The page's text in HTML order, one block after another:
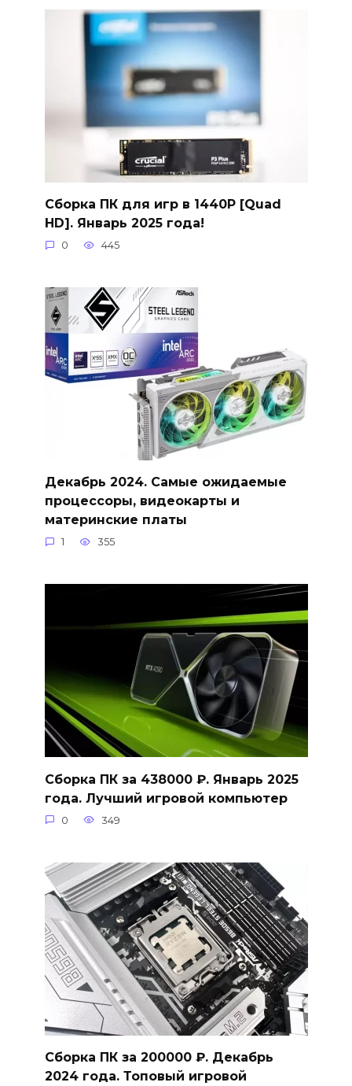
Сборка ПК для игр в 1440P [Quad
HD]. Январь 2025 года!
0 445
Декабрь 2024. Самые ожидаемые
процессоры, видеокарты и
материнские платы
1 355
Сборка ПК за 438000 ₽. Январь 2025
года. Лучший игровой компьютер
0 349
Сборка ПК за 200000 ₽. Декабрь
2024 года. Топовый игровой